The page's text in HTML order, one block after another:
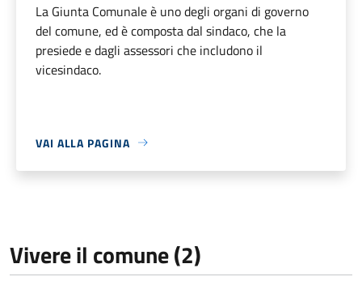
La Giunta Comunale è uno degli organi di governo
del comune, ed è composta dal sindaco, che la
presiede e dagli assessori che includono il
vicesindaco.
VAI ALLA PAGINA
Vivere il comune (2)